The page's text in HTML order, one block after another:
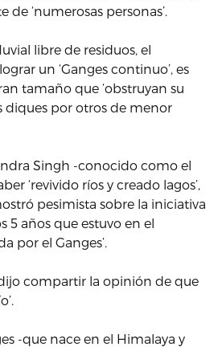
de ‘numerosas personas’.
libre de residuos, el
un ‘Ganges continuo’, es
tamaño que ‘obstruyan su
diques por otros de menor
Singh -conocido como el
‘revivido ríos y creado lagos’,
pesimista sobre la iniciativa
5 años que estuvo en el
por el Ganges’.
compartir la opinión de que
-que nace en el Himalaya y